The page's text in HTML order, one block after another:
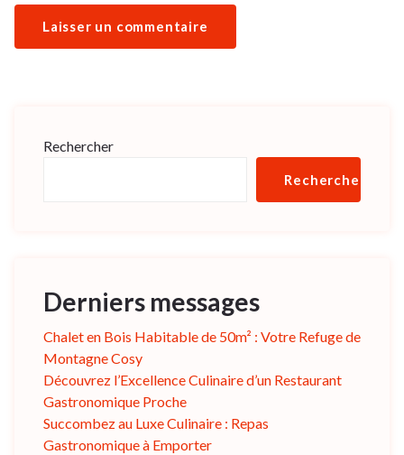
Rechercher
Rechercher
Derniers messages
Chalet en Bois Habitable de 50m² : Votre Refuge de
Montagne Cosy
Découvrez l’Excellence Culinaire d’un Restaurant
Gastronomique Proche
Succombez au Luxe Culinaire : Repas
Gastronomique à Emporter